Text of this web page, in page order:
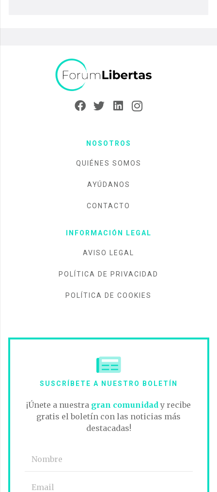
NOSOTROS
QUIÉNES SOMOS
AYÚDANOS
CONTACTO
INFORMACIÓN LEGAL
AVISO LEGAL
POLÍTICA DE PRIVACIDAD
POLÍTICA DE COOKIES
SUSCRÍBETE A NUESTRO BOLETÍN
¡Únete a nuestra gran comunidady recibe
gratis el boletín con las noticias más
destacadas!